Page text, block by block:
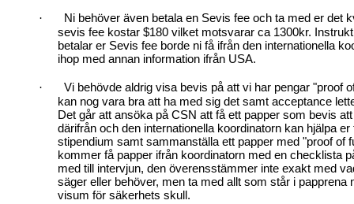
·
Ni behöver även betala en Sevis fee och ta med er det
sevis fee kostar $180 vilket motsvarar ca 1300kr.
betalar er Sevis fee borde ni få ifrån den internationella
ihop med annan information ifrån USA.
·
Vi behövde aldrig visa bevis på att vi har pengar "proof
kan nog vara bra att ha med sig det samt acceptance
Det går att ansöka på CSN att få ett papper som bevis
därifrån och den internationella koordinatorn kan hjälpa
stipendium samt sammanställa ett papper med "proof of
kommer få papper ifrån koordinatorn med en checklista
med till intervjun, den överensstämmer inte exakt med
säger eller behöver, men ta med allt som står i papprena
visum för säkerhets skull.